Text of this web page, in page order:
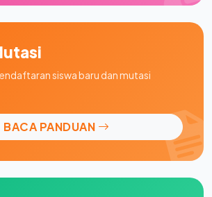
siswa baru dan mutasi
BACA PANDUAN